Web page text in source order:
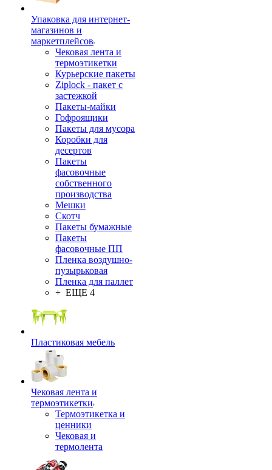
Упаковка для интернет-
магазинов и
маркетплейсов
Чековая лента и
термоэтикетки
Курьерские пакеты
Ziplock - пакет с
застежкой
Пакеты-майки
Гофроящики
Пакеты для мусора
Коробки для
десертов
Пакеты
фасовочные
собственного
производства
Мешки
Скотч
Пакеты бумажные
Пакеты
фасовочные ПП
Пленка воздушно-
пузырьковая
Пленка для паллет
+ ЕЩЕ 4
Пластиковая мебель
Чековая лента и
термоэтикетки
Термоэтикетка и
ценники
Чековая и
термолента